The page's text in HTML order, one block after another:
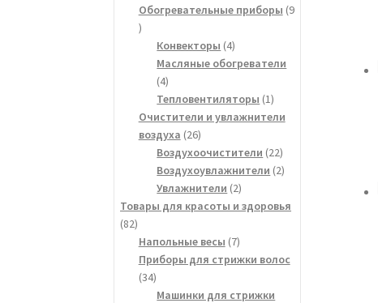
товаров
Обогревательные приборы 9
9
товаров
Конвекторы 44
товара
Масляные обогреватели
44
товара
Тепловентиляторы 11
товар
Очистители и увлажнители
воздуха 2626
товаров
Воздухоочистители 2222
товара
Воздухоувлажнители 22
Увлажнители 22
товара
Товары для красоты и здоровья
8282
товара
Напольные весы 77
товаров
Приборы для стрижки волос
3434
товара
Машинки для стрижки